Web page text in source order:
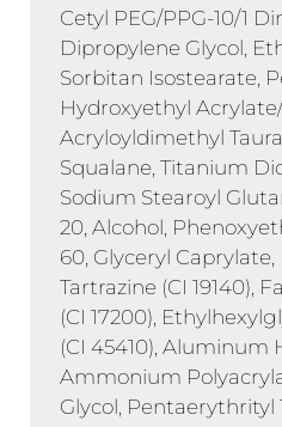
Cetyl PEG/PPG-10/1
Dipropylene Glycol,
Sorbitan Isostearate,
Hydroxyethyl
Acryloyldimethyl
Squalane, Titanium
Sodium Stearoyl
20, Alcohol,
60, Glyceryl
Tartrazine (CI 19140),
(CI 17200),
(CI 45410), Aluminum
Ammonium
Glycol,